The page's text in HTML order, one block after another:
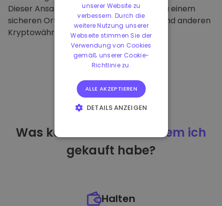
Dieser Ansatz macht unsere Plattform zu einem
sicheren Ort für die Aufbewahrung von und anderen
Kryptowährungen.
Was kann ich tun
nachdem ich
gekauft habe?
Halten
unserer Website zu
verbessern. Durch die
weitere Nutzung unserer
Webseite stimmen Sie der
Verwendung von Cookies
gemäß unserer Cookie-
Richtlinie zu.
ALLE AKZEPTIEREN
DETAILS ANZEIGEN
PERFORMANCE